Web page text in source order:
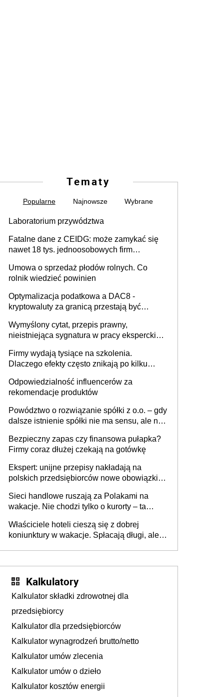
Tematy
Popularne Najnowsze Wybrane
Laboratorium przywództwa
Fatalne dane z CEIDG: może zamykać się
nawet 18 tys. jednoosobowych firm
Umowa o sprzedaż płodów rolnych. Co
rolnik wiedzieć powinien
Optymalizacja podatkowa a DAC8 -
kryptowaluty za granicą przestają być
Wymyślony cytat, przepis prawny,
nieistniejąca sygnatura w pracy eksperckiej -
firmie
Firmy wydają tysiące na szkolenia.
Dlaczego efekty często znikają po kilku
Odpowiedzialność influencerów za
rekomendacje produktów
Powództwo o rozwiązanie spółki z o.o. – gdy
dalsze istnienie spółki nie ma sensu, ale nie
Bezpieczny zapas czy finansowa pułapka?
Firmy coraz dłużej czekają na gotówkę
Ekspert: unijne przepisy nakładają na
polskich przedsiębiorców nowe obowiązki w
Sieci handlowe ruszają za Polakami na
wakacje. Nie chodzi tylko o kurorty – ta
tam, gdzie wielu spędzi urlop po cichu
Właściciele hoteli cieszą się z dobrej
koniunktury w wakacje. Spłacają długi, ale
Kalkulatory
Kalkulator składki zdrowotnej dla
przedsiębiorcy
Kalkulator dla przedsiębiorców
Kalkulator wynagrodzeń brutto/netto
Kalkulator umów zlecenia
Kalkulator umów o dzieło
Kalkulator kosztów energii